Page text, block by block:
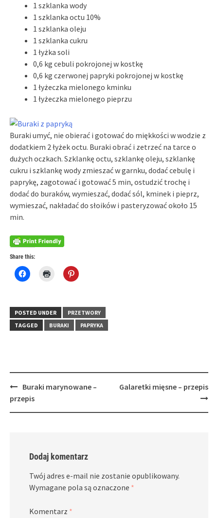
1 szklanka wody
1 szklanka octu 10%
1 szklanka oleju
1 szklanka cukru
1 łyżka soli
0,6 kg cebuli pokrojonej w kostkę
0,6 kg czerwonej papryki pokrojonej w kostkę
1 łyżeczka mielonego kminku
1 łyżeczka mielonego pieprzu
Buraki umyć, nie obierać i gotować do miękkości w wodzie z
dodatkiem 2 łyżek octu. Buraki obrać i zetrzeć na tarce o
dużych oczkach. Szklankę octu, szklankę oleju, szklankę
cukru i szklankę wody zmieszać w garnku, dodać cebulę i
paprykę, zagotować i gotować 5 min, ostudzić trochę i
dodać do buraków, wymieszać, dodać sól, kminek i pieprz,
wymieszać, nakładać do słoików i pasteryzować około 15
min.
Share this:
Click
to
in
new
window)
Click
window)
Click
to
in
new
window)
POSTED UNDER
PRZETWORY
TAGGED
BURAKI PAPRYKA
Post
navigation
Buraki marynowane –
przepis
Galaretki mięsne – przepis
Dodaj komentarz
Twój adres e-mail nie zostanie opublikowany.
Wymagane pola są oznaczone *
Komentarz *